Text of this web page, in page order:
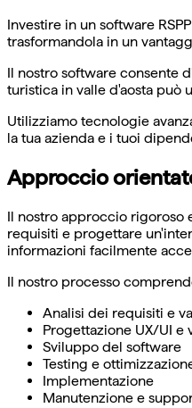
Investire in un software
trasformandola in un
Il nostro software consente
turistica in valle d'aosta può
Utilizziamo tecnologie
la tua azienda e i tuoi
Approccio
Il nostro approccio rigoroso
requisiti e progettare
informazioni facilmente
Il nostro processo
Analisi dei requisiti e
Progettazione UX/UI
Sviluppo del software
Testing e
Implementazione
Manutenzione e